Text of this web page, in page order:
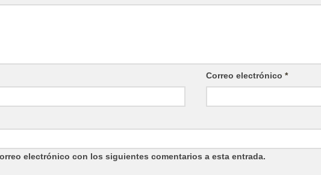
Correo electrónico*
electrónico con los siguientes comentarios a esta entrada.